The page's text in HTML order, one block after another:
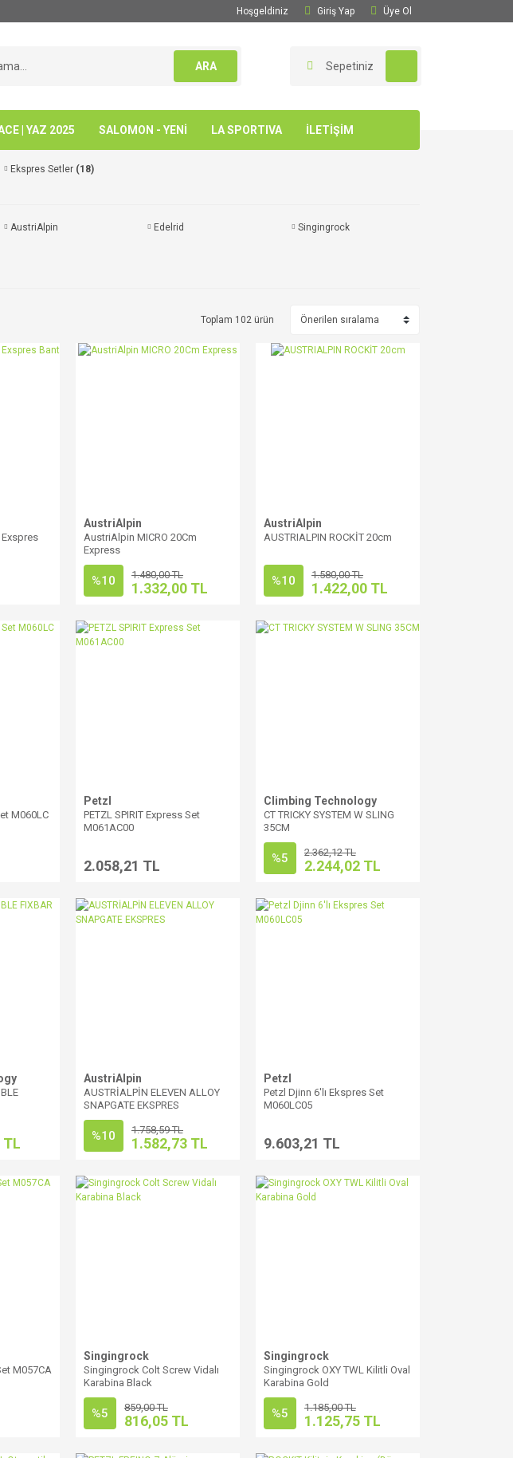
Hoşgeldiniz Giriş Yap Üye Ol
ARA Sepetiniz
| YAZ 2025 SALOMON - YENİ LA SPORTIVA İLETİŞİM
Ekspres Setler (18)
AustriAlpin Edelrid Singingrock
Toplam 102 ürün
AustriAlpin
AustriAlpin MICRO 20Cm
Express
%10 1.480,00 TL
1.332,00 TL
AustriAlpin
AUSTRIALPIN ROCKİT 20cm
%10 1.580,00 TL
1.422,00 TL
M060LC
Petzl
PETZL SPIRIT Express Set
M061AC00
2.058,21 TL
Climbing Technology
CT TRICKY SYSTEM W SLING
35CM
%5 2.362,12 TL
2.244,02 TL
TL
AustriAlpin
AUSTRİALPİN ELEVEN ALLOY
SNAPGATE EKSPRES
%10 1.758,59 TL
1.582,73 TL
Petzl
Petzl Djinn 6'lı Ekspres Set
M060LC05
9.603,21 TL
M057CA
Singingrock
Singingrock Colt Screw Vidalı
Karabina Black
%5 859,00 TL
816,05 TL
Singingrock
Singingrock OXY TWL Kilitli Oval
Karabina Gold
%5 1.185,00 TL
1.125,75 TL